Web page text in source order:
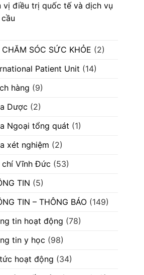
vị điều trị quốc tế và dịch vụ
CHĂM SÓC SỨC KHỎE (2)
Patient Unit (14)
hàng (9)
Dược (2)
Ngoại tổng quát (1)
xét nghiệm (2)
chí Vĩnh Đức (53)
TIN (5)
TIN – THÔNG BÁO (149)
tin hoạt động (78)
tin y học (98)
hoạt động (34)